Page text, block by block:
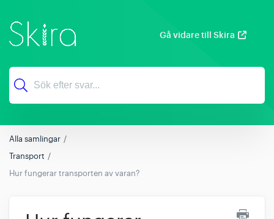
Gå vidare till Skira
Alla samlingar
Transport
Hur fungerar transporten av varan?